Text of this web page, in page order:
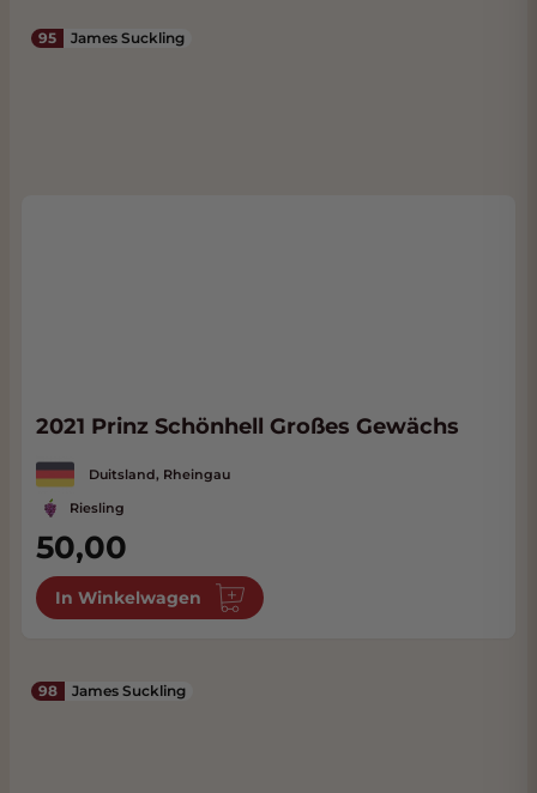
95 James Suckling
2021 Prinz Schönhell Großes Gewächs
Duitsland, Rheingau
Riesling
50,00
In Winkelwagen
98 James Suckling